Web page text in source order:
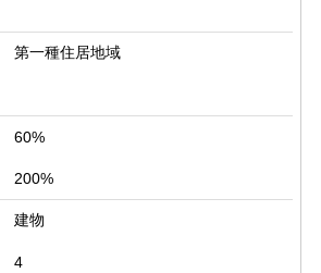
第一種住居地域
60%
200%
建物
4